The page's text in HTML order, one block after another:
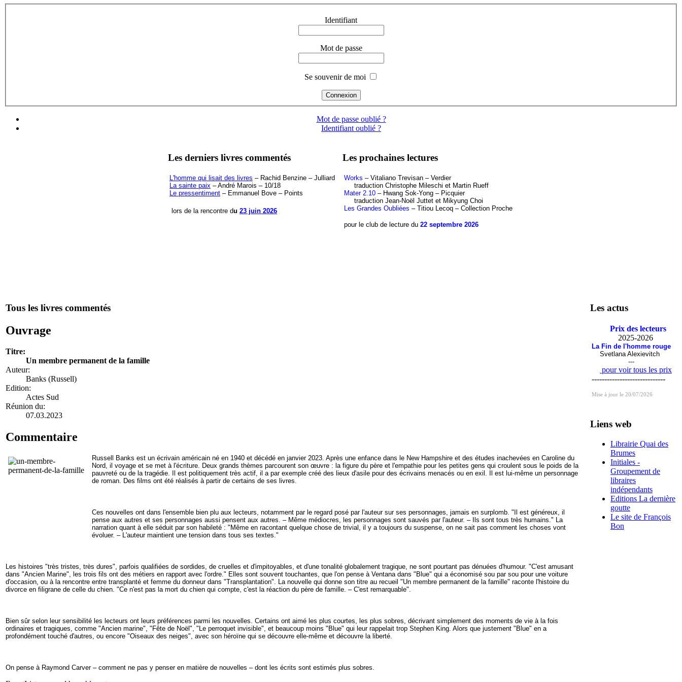
Identifiant
Mot de passe
Se souvenir de moi
Mot de passe oublié ?
Identifiant oublié ?
Les derniers livres commentés
L'homme qui lisait des livres – Rachid Benzine – Julliard
La sainte paix – André Marois – 10/18
Le pressentiment – Emmanuel Bove – Points
lors de la rencontre du 23 juin 2026
Les prochaines lectures
Works – Vitaliano Trevisan – Verdier
traduction Christophe Mileschi et Martin Rueff
Mater 2.10 – Hwang Sok-Yong – Picquier
traduction Jean-Noël Juttet et Mikyung Choi
Les Grandes Oubliées – Titiou Lecoq – Collection Proche
pour le club de lecture du 22 septembre 2026
Tous les livres commentés
Ouvrage
Titre:
Un membre permanent de la famille
Auteur:
Banks (Russell)
Edition:
Actes Sud
Réunion du:
07.03.2023
Commentaire
Russell Banks est un écrivain américain né en 1940 et décédé en janvier 2023. Après une enfance dans le New Hampshire et des études inachevées en Caroline du
Nord, il voyage et se met à l'écriture. Deux grands thèmes parcourent son œuvre : la figure du père et l'empathie pour les petites gens qui croulent sous le poids de la
pauvreté ou de la tragédie. Il est politiquement très actif, il a par exemple créé des lieux d'asile pour des écrivains menacés ou en exil. Il est lui-même un personnage
de roman. Des films ont été réalisés à partir de certains de ses livres.
Ces nouvelles ont dans l'ensemble bien plu aux lecteurs, notamment par le regard posé par l'auteur sur ses personnages, jamais en surplomb. "Il est généreux, il
pense aux autres et ses personnages aussi pensent aux autres. – Même médiocres, les personnages sont sauvés par l'auteur. – Ils sont tous très humains." La
narration quant à elle séduit par son habileté : "Même en racontant quelque chose de trivial, il y a toujours du suspense, on ne sait pas comment les choses vont
évoluer. – L'auteur maintient une tension dans tous ses textes."
Les histoires "très tristes, très dures", parfois qualifiées de sordides, de cruelles et d'impitoyables, et d'une tonalité globalement tragique, ne sont pourtant pas dénuées d'humour. "C'est amusant
dans "Ancien Marine", les trois fils ont des métiers en rapport avec l'ordre." Elles sont souvent touchantes, que l'on pense à Ventana dans "Blue" qui a économisé sou par sou pour une voiture
d'occasion, ou à la rencontre entre transplanté et femme du donneur dans "Transplantation". La nouvelle qui donne son titre au recueil "Un membre permanent de la famille" raconte l'histoire du
divorce en filigrane de celle du chien. "Ce n'est pas la mort du chien qui compte, c'est la réaction du père de famille. – C'est remarquable".
Bien sûr selon leur sensibilité les lecteurs ont leurs préférences parmi les nouvelles. Certains ont aimé les plus courtes, les plus sobres, décrivant simplement des moments de vie à la fois
ordinaires et tragiques, comme "Ancien marine", "Fête de Noël", "Le perroquet invisible", et beaucoup moins "Blue" qui leur rappelait trop Stephen King. Alors que justement "Blue" en a
profondément touché d'autres, ou encore "Oiseaux des neiges", avec son héroïne qui se découvre elle-même et découvre la liberté.
On pense à Raymond Carver – comment ne pas y penser en matière de nouvelles – dont les écrits sont estimés plus sobres.
Les actus
Prix des lecteurs
2025-2026
La Fin de l'homme rouge
Svetlana Alexievitch
---
pour voir tous les prix
-----------------------------
Mise à jour le 20/07/2026
Liens web
Librairie Quai des
Brumes
Initiales -
Groupement de
libraires
indépendants
Editions La dernière
goutte
Le site de François
Bon